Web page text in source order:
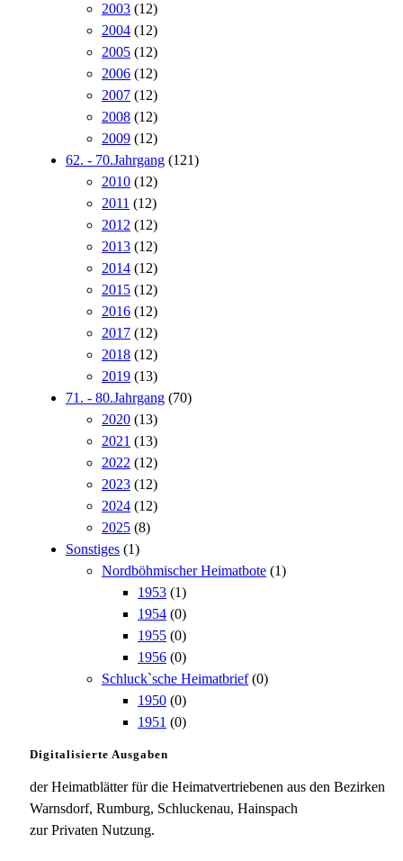
2003 (12)
2004 (12)
2005 (12)
2006 (12)
2007 (12)
2008 (12)
2009 (12)
62. - 70.Jahrgang (121)
2010 (12)
2011 (12)
2012 (12)
2013 (12)
2014 (12)
2015 (12)
2016 (12)
2017 (12)
2018 (12)
2019 (13)
71. - 80.Jahrgang (70)
2020 (13)
2021 (13)
2022 (12)
2023 (12)
2024 (12)
2025 (8)
Sonstiges (1)
Nordböhmischer Heimatbote (1)
1953 (1)
1954 (0)
1955 (0)
1956 (0)
Schluck`sche Heimatbrief (0)
1950 (0)
1951 (0)
Digitalisierte Ausgaben
der Heimatblätter für die Heimatvertriebenen aus den Bezirken
Warnsdorf, Rumburg, Schluckenau, Hainspach
zur Privaten Nutzung.